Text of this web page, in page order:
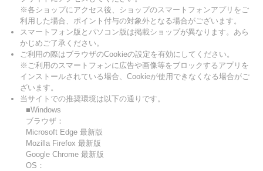
※各ショップにアクセス後、ショップのスマートフォンアプリをご
利用した場合、ポイント付与の対象外となる場合がございます。
スマートフォン版とパソコン版は掲載ショップが異なります。あら
かじめご了承ください。
ご利用の際はブラウザのCookieの設定を有効にしてください。
※ご利用のスマートフォンに広告や画像等をブロックするアプリを
インストールされている場合、Cookieが使用できなくなる場合がご
ざいます。
当サイトでの推奨環境は以下の通りです。
■Windows
ブラウザ：
Microsoft Edge 最新版
Mozilla Firefox 最新版
Google Chrome 最新版
OS：